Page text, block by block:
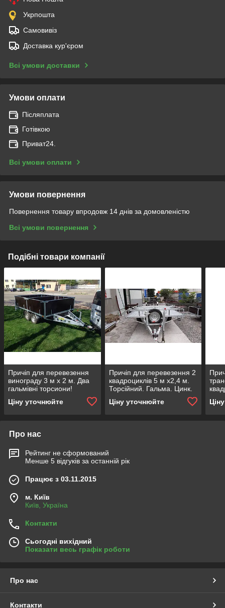
Укрпошта
Самовивіз
Доставка кур'єром
Всі умови доставки
Умови оплати
Післяплата
Готівкою
Приват24.
Всі умови оплати
Умови повернення
Повернення товару впродовж 14 днів за домовленістю
Всі умови повернення
Подібні товари компанії
Причіп для перевезення
винограду 3 м х 2 м. Два
гальмівні торсиони!
Ціну уточнюйте
Причіп для перевезення 2
квадроциклів 5 м х2,4 м.
Торсійний. Гальма. Цинк.
Ціну уточнюйте
Про нас
Рейтинг не сформований
Менше 5 відгуків за останній рік
Працює з 03.11.2015
м. Київ
Київ, Україна
Контакти
Сьогодні вихідний
Показати весь графік роботи
Про нас
Контакти